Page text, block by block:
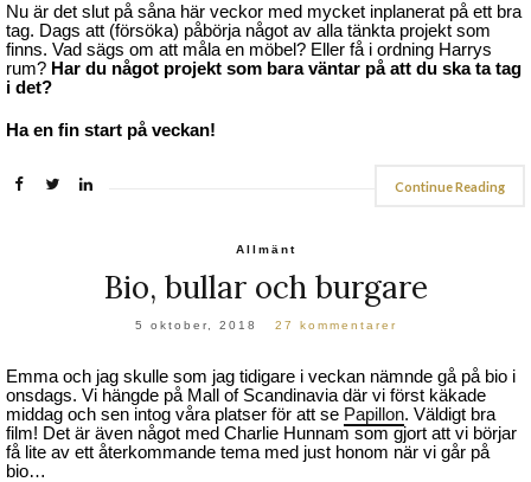
Nu är det slut på såna här veckor med mycket inplanerat på ett bra
tag. Dags att (försöka) påbörja något av alla tänkta projekt som
finns. Vad sägs om att måla en möbel? Eller få i ordning Harrys
rum? Har du något projekt som bara väntar på att du ska ta tag
i det?
Ha en fin start på veckan!
Continue Reading
Allmänt
Bio, bullar och burgare
5 oktober, 2018 27 kommentarer
Emma och jag skulle som jag tidigare i veckan nämnde gå på bio i
onsdags. Vi hängde på Mall of Scandinavia där vi först käkade
middag och sen intog våra platser för att se Papillon. Väldigt bra
film! Det är även något med Charlie Hunnam som gjort att vi börjar
få lite av ett återkommande tema med just honom när vi går på
bio…